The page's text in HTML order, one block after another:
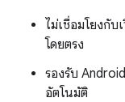
ไม่เชื่อมโยงกับ
โดยตรง
รองรับ
อัตโนมัติ